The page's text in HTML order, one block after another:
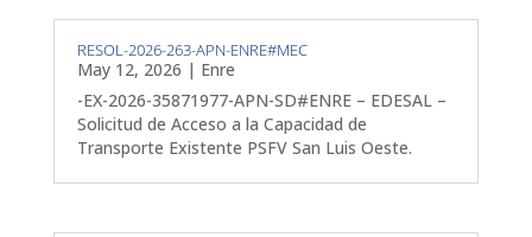
RESOL-2026-263-APN-ENRE#MEC
May 12, 2026 | Enre
-EX-2026-35871977-APN-SD#ENRE – EDESAL –
Solicitud de Acceso a la Capacidad de
Transporte Existente PSFV San Luis Oeste.